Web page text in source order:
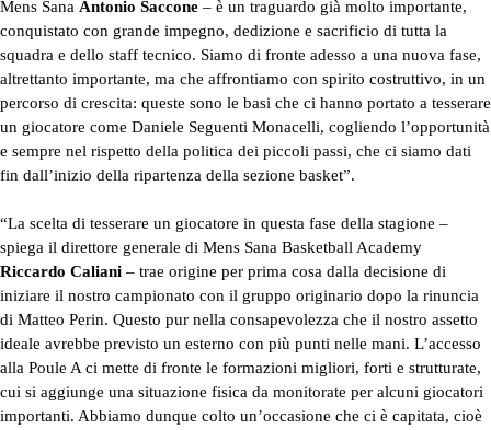
Mens Sana Antonio Saccone – è un traguardo già molto importante,
conquistato con grande impegno, dedizione e sacrificio di tutta la
squadra e dello staff tecnico. Siamo di fronte adesso a una nuova fase,
altrettanto importante, ma che affrontiamo con spirito costruttivo, in un
percorso di crescita: queste sono le basi che ci hanno portato a tesserare
un giocatore come Daniele Seguenti Monacelli, cogliendo l’opportunità
e sempre nel rispetto della politica dei piccoli passi, che ci siamo dati
fin dall’inizio della ripartenza della sezione basket”.
“La scelta di tesserare un giocatore in questa fase della stagione –
spiega il direttore generale di Mens Sana Basketball Academy
Riccardo Caliani – trae origine per prima cosa dalla decisione di
iniziare il nostro campionato con il gruppo originario dopo la rinuncia
di Matteo Perin. Questo pur nella consapevolezza che il nostro assetto
ideale avrebbe previsto un esterno con più punti nelle mani. L’accesso
alla Poule A ci mette di fronte le formazioni migliori, forti e strutturate,
cui si aggiunge una situazione fisica da monitorate per alcuni giocatori
importanti. Abbiamo dunque colto un’occasione che ci è capitata, cioè